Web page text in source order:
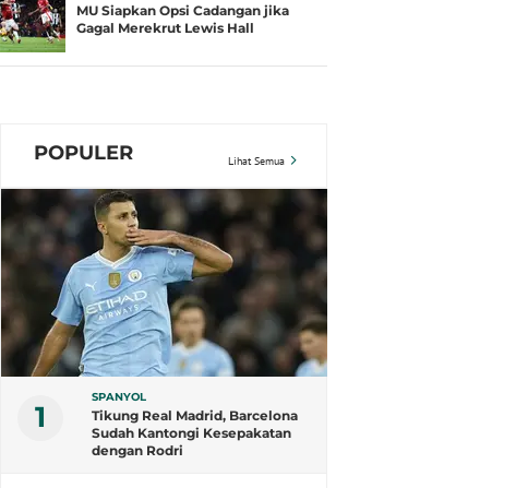
MU Siapkan Opsi Cadangan jika
Gagal Merekrut Lewis Hall
POPULER Lihat Semua
1
SPANYOL
Tikung Real Madrid, Barcelona
Sudah Kantongi Kesepakatan
dengan Rodri